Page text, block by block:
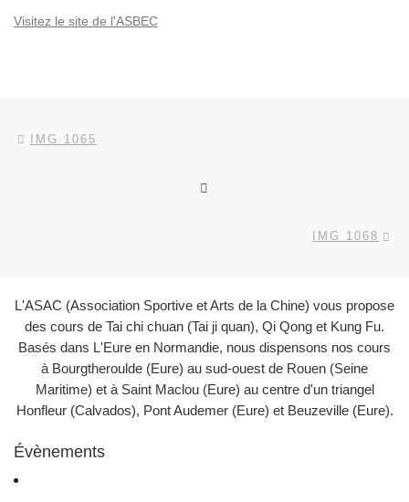
Visitez le site de l'ASBEC
Parcourir les articles
IMG 1065
IMG 1068
L'ASAC (Association Sportive et Arts de la Chine) vous propose
des cours de Tai chi chuan (Tai ji quan), Qi Qong et Kung Fu.
Basés dans L'Eure en Normandie, nous dispensons nos cours
à Bourgtheroulde (Eure) au sud-ouest de Rouen (Seine
Maritime) et à Saint Maclou (Eure) au centre d'un triangel
Honfleur (Calvados), Pont Audemer (Eure) et Beuzeville (Eure).
Évènements